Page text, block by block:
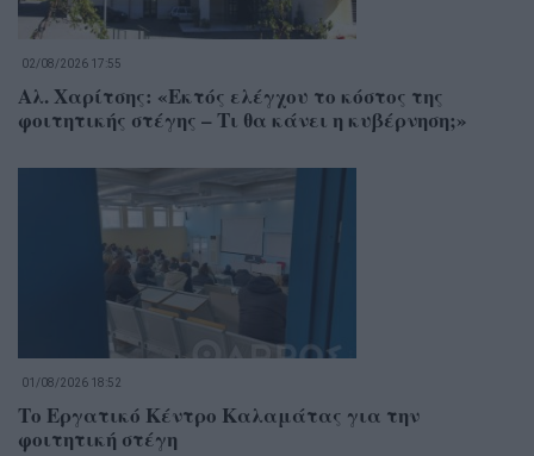
02/08/2026 17:55
Αλ. Χαρίτσης: «Εκτός ελέγχου το κόστος της
φοιτητικής στέγης – Τι θα κάνει η κυβέρνηση;»
01/08/2026 18:52
Το Εργατικό Κέντρο Καλαμάτας για την
φοιτητική στέγη